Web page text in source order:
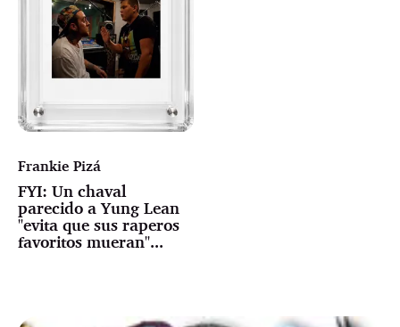
Frankie Pizá
FYI: Un chaval
parecido a Yung Lean
"evita que sus raperos
favoritos mueran"...